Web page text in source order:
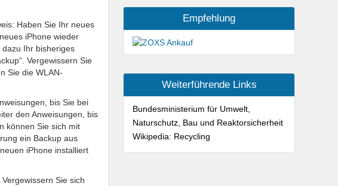
Haben Sie Ihr neues
iPhone wieder
Ihr bisheriges
Vergewissern Sie
Sie die WLAN-
bis Sie bei
den Anweisungen, bis
können Sie sich mit
ein Backup aus
iPhone installiert
Sie sich
Empfehlung
Weiterführende Links
Bundesministerium für Umwelt,
Naturschutz, Bau und Reaktorsicherheit
Wikipedia: Recycling